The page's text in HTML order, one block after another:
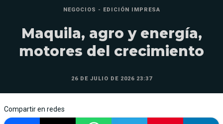
NEGOCIOS - EDICIÓN IMPRESA
Maquila, agro y energía,
motores del crecimiento
26 DE JULIO DE 2026 23:37
Compartir en redes